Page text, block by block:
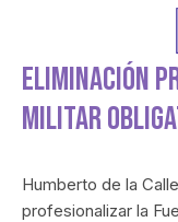
Eliminación
Militar
Humberto de la
profesionalizar la